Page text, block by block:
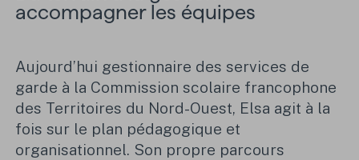
accompagner les équipes
Aujourd’hui gestionnaire des services de
garde à la Commission scolaire francophone
des Territoires du Nord-Ouest, Elsa agit à la
fois sur le plan pédagogique et
organisationnel. Son propre parcours